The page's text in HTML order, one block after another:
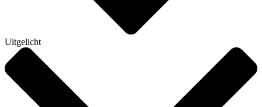
Uitgelicht